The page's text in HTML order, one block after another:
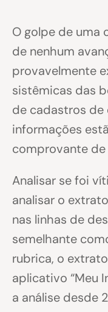
O golpe de uma
de nenhum
provavelmente
sistêmicas das
de cadastros
informações
comprovante
Analisar se foi
analisar o
nas linhas de
semelhante
rubrica, o
aplicativo “Meu
a análise desde